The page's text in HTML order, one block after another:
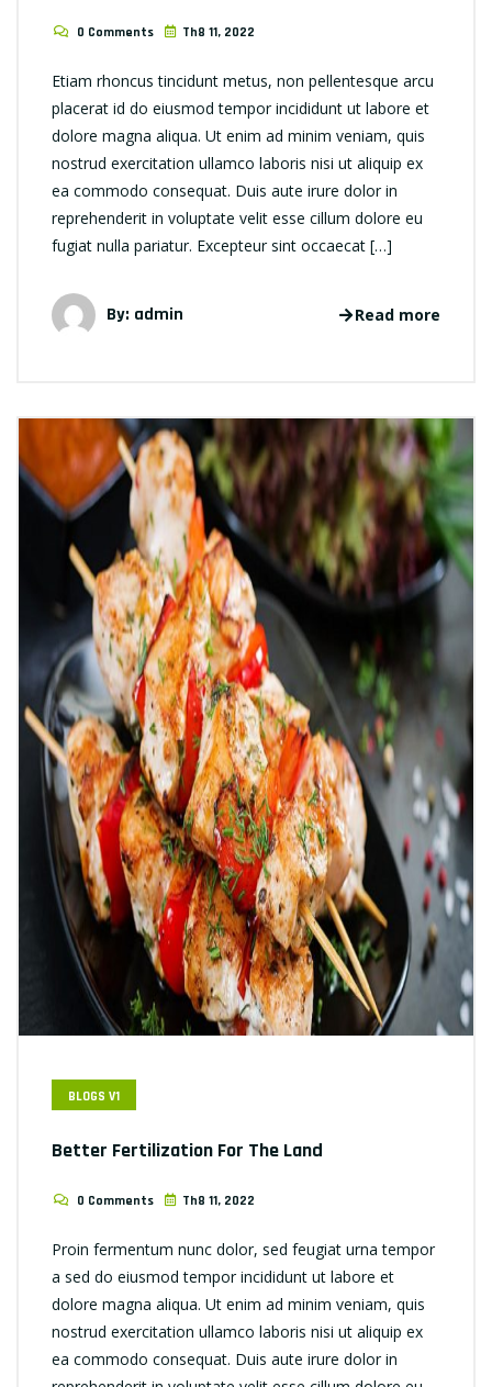
0 Comments Th8 11, 2022
Etiam rhoncus tincidunt metus, non pellentesque arcu
placerat id do eiusmod tempor incididunt ut labore et
dolore magna aliqua. Ut enim ad minim veniam, quis
nostrud exercitation ullamco laboris nisi ut aliquip ex
ea commodo consequat. Duis aute irure dolor in
reprehenderit in voluptate velit esse cillum dolore eu
fugiat nulla pariatur. Excepteur sint occaecat […]
By: admin Read more
BLOGS V1
Better Fertilization For The Land
0 Comments Th8 11, 2022
Proin fermentum nunc dolor, sed feugiat urna tempor
a sed do eiusmod tempor incididunt ut labore et
dolore magna aliqua. Ut enim ad minim veniam, quis
nostrud exercitation ullamco laboris nisi ut aliquip ex
ea commodo consequat. Duis aute irure dolor in